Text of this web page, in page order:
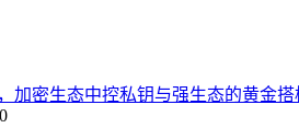
加密生态中控私钥与强生态的黄金搭